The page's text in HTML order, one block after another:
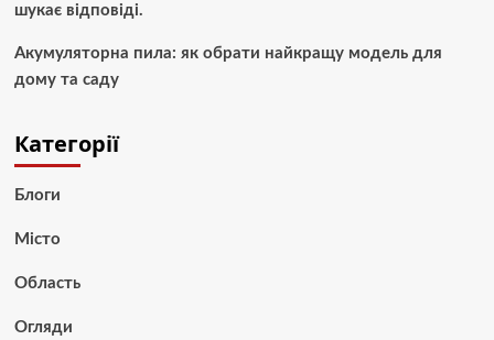
шукає відповіді.
Акумуляторна пила: як обрати найкращу модель для
дому та саду
Категорії
Блоги
Місто
Область
Огляди